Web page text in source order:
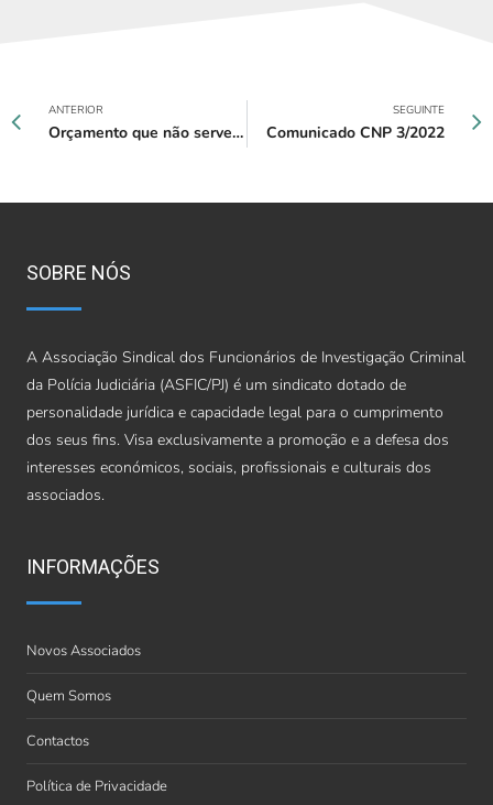
ANTERIOR
Orçamento que não serve a Polícia Judiciária, não serve Portugal
SEGUINTE
Comunicado CNP 3/2022
SOBRE NÓS
A Associação Sindical dos Funcionários de Investigação Criminal
da Polícia Judiciária (ASFIC/PJ) é um sindicato dotado de
personalidade jurídica e capacidade legal para o cumprimento
dos seus fins. Visa exclusivamente a promoção e a defesa dos
interesses económicos, sociais, profissionais e culturais dos
associados.
INFORMAÇÕES
Novos Associados
Quem Somos
Contactos
Política de Privacidade